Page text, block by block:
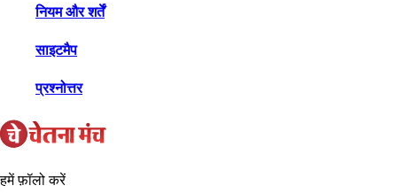
नियम और शर्तें
साइटमैप
प्रश्नोत्तर
हमें फ़ॉलो करें